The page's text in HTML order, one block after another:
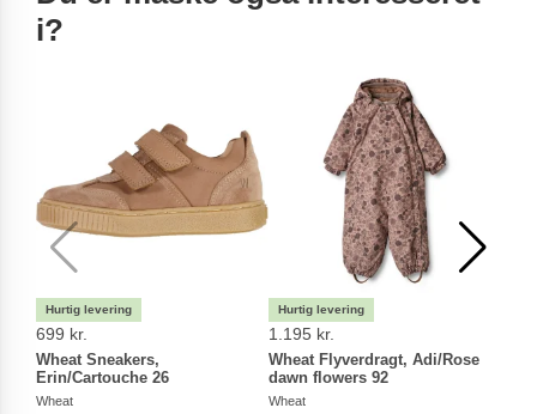
i?
699 kr.
Wheat Sneakers,
Erin/Cartouche 26
Wheat
1.195 kr.
Wheat Flyverdragt, Adi/Rose
dawn flowers 92
Wheat